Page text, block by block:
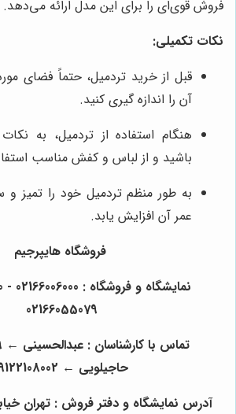
فروش قوی‌ای را برای این مدل ارائه می‌دهد.
نکات تکمیلی:
قبل از خرید تردمیل، حتماً فضای
آن را اندازه گیری کنید.
هنگام استفاده از تردمیل، به
باشید و از لباس و کفش مناسب
به طور منظم تردمیل خود را تمیز
عمر آن افزایش یابد.
فروشگاه هایپرجیم
02166055079
تماس با کارشناسان : عبدالحسینی ←
حاجیلویی ←
آدرس نمایشگاه و دفتر فروش : تهران